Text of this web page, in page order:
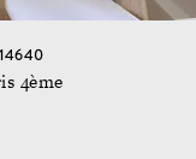
4ème